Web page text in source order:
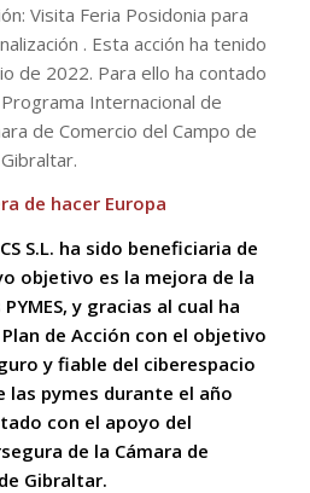
Visita Feria Posidonia para
. Esta acción ha tenido
de 2022. Para ello ha contado
Internacional de
de Comercio del Campo de
Gibraltar.
de hacer Europa
S.L. ha sido beneficiaria de
objetivo es la mejora de la
y gracias al cual ha
de Acción con el objetivo
y fiable del ciberespacio
las pymes durante el año
con el apoyo del
de la Cámara de
Gibraltar.